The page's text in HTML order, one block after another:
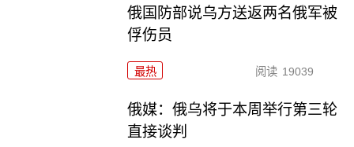
俄国防部说乌方送返两名俄军被
俘伤员
最热 阅读 19039
俄媒：俄乌将于本周举行第三轮
直接谈判